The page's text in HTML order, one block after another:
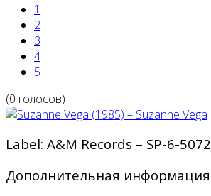
1
2
3
4
5
(0 голосов)
Label: A&M Records ‎– SP-6-5072
Дополнительная информация